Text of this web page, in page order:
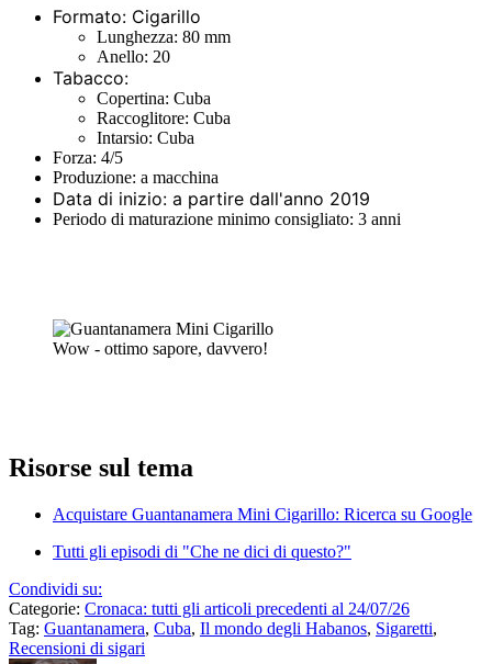
Formato: Cigarillo
Lunghezza: 80 mm
Anello: 20
Tabacco:
Copertina: Cuba
Raccoglitore: Cuba
Intarsio: Cuba
Forza: 4/5
Produzione: a macchina
Data di inizio: a partire dall'anno 2019
Periodo di maturazione minimo consigliato: 3 anni
Wow - ottimo sapore, davvero!
Risorse sul tema
Acquistare Guantanamera Mini Cigarillo: Ricerca su Google
Tutti gli episodi di "Che ne dici di questo?"
Condividi su:
Categorie: Cronaca: tutti gli articoli precedenti al 24/07/26
Tag: Guantanamera, Cuba, Il mondo degli Habanos, Sigaretti,
Recensioni di sigari